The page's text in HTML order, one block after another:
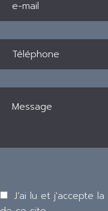
J’ai lu et j'accepte la